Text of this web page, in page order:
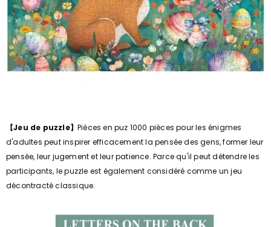
【Jeu de puzzle】 Pièces en puz 1000 pièces pour les énigmes
d'adultes peut inspirer efficacement la pensée des gens, former leur
pensée, leur jugement et leur patience. Parce qu'il peut détendre les
participants, le puzzle est également considéré comme un jeu
décontracté classique.